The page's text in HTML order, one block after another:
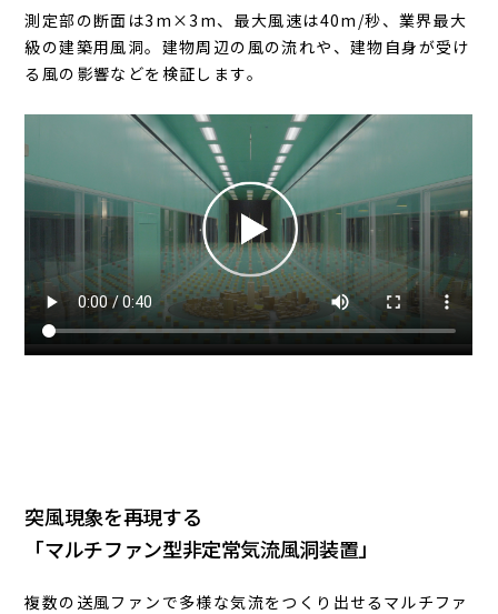
測定部の断面は3m×3m、最大風速は40m/秒、業界最大
級の建築用風洞。建物周辺の風の流れや、建物自身が受け
る風の影響などを検証します。
突風現象を再現する
「マルチファン型非定常気流風洞装置」
複数の送風ファンで多様な気流をつくり出せるマルチファ